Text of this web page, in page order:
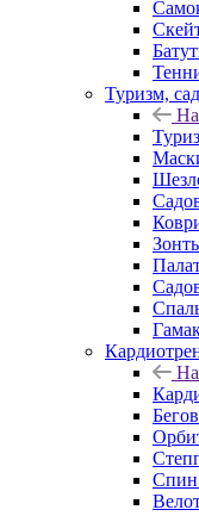
Туризм, сад
Спин